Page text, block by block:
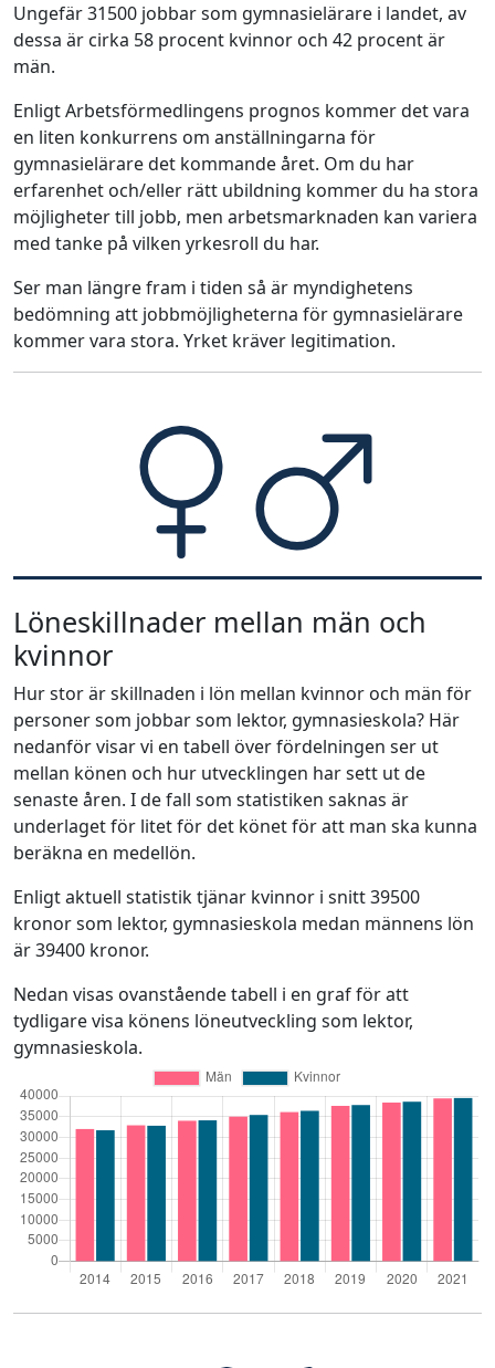
Ungefär 31500 jobbar som gymnasielärare i landet, av
dessa är cirka 58 procent kvinnor och 42 procent är
män.
Enligt Arbetsförmedlingens prognos kommer det vara
en liten konkurrens om anställningarna för
gymnasielärare det kommande året. Om du har
erfarenhet och/eller rätt ubildning kommer du ha stora
möjligheter till jobb, men arbetsmarknaden kan variera
med tanke på vilken yrkesroll du har.
Ser man längre fram i tiden så är myndighetens
bedömning att jobbmöjligheterna för gymnasielärare
kommer vara stora. Yrket kräver legitimation.
Löneskillnader mellan män och
kvinnor
Hur stor är skillnaden i lön mellan kvinnor och män för
personer som jobbar som lektor, gymnasieskola? Här
nedanför visar vi en tabell över fördelningen ser ut
mellan könen och hur utvecklingen har sett ut de
senaste åren. I de fall som statistiken saknas är
underlaget för litet för det könet för att man ska kunna
beräkna en medellön.
Enligt aktuell statistik tjänar kvinnor i snitt 39500
kronor som lektor, gymnasieskola medan männens lön
är 39400 kronor.
Nedan visas ovanstående tabell i en graf för att
tydligare visa könens löneutveckling som lektor,
gymnasieskola.